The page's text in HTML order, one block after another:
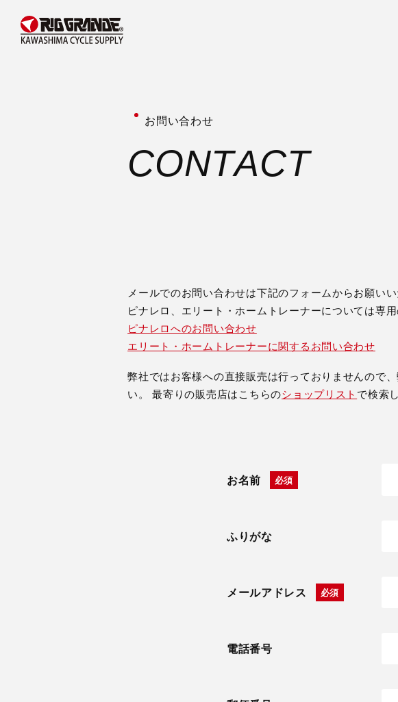
お問い合わせ
CONTACT
メールでのお問い合わせは下記のフォームからお願いい
ピナレロ、エリート・ホームトレーナーについては専
ピナレロへのお問い合わせ
エリート・ホームトレーナーに関するお問い合わせ
弊社ではお客様への直接販売は行っておりませんので
い。 最寄りの販売店はこちらのショップリスト で検索
お名前
ふりがな
メールアドレス
電話番号